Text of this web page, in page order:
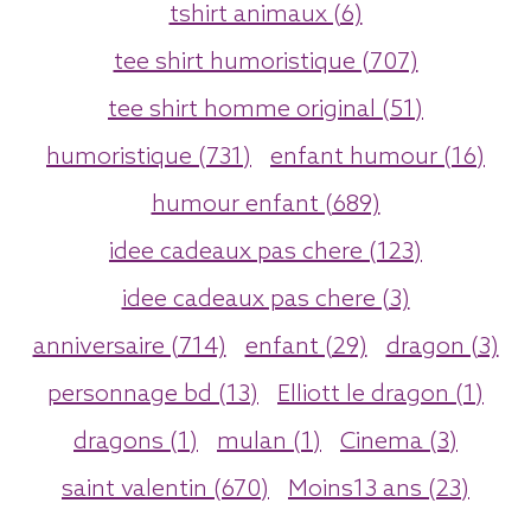
tshirt animaux (6)
tee shirt humoristique (707)
tee shirt homme original (51)
humoristique (731)
enfant humour (16)
humour enfant (689)
idee cadeaux pas chere (123)
idee cadeaux pas chere (3)
anniversaire (714)
enfant (29)
dragon (3)
personnage bd (13)
Elliott le dragon (1)
dragons (1)
mulan (1)
Cinema (3)
saint valentin (670)
Moins13 ans (23)